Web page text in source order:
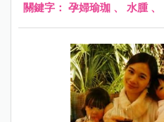
關鍵字： 孕婦瑜珈 、 水腫、